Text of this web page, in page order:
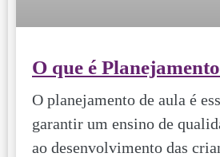
O que é
O planejamento de aula é
garantir um ensino de
ao desenvolvimento das